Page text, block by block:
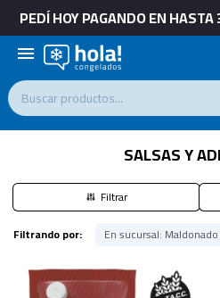
PEDÍ HOY PAGANDO EN
menu
SALSAS Y
Filtrando por:
En sucursal: Maldonado